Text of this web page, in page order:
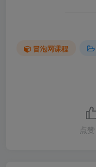
冒泡网课程
点赞